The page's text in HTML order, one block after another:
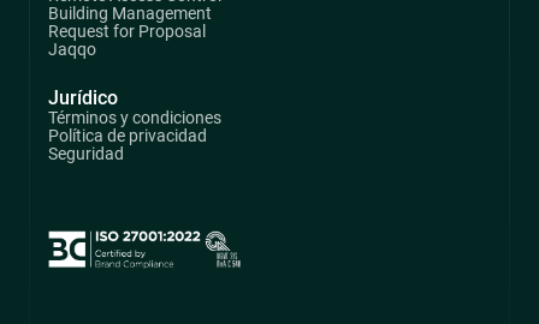
Building Management
Request for Proposal
Jaqqo
Jurídico
Términos y condiciones
Política de privacidad
Seguridad